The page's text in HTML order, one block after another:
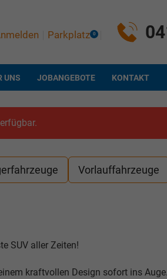
Parkplatz 0
UNS JOBANGEBOTE KONTAKT
Vorlauffahrzeuge
SUV aller Zeiten!
kraftvollen Design sofort ins